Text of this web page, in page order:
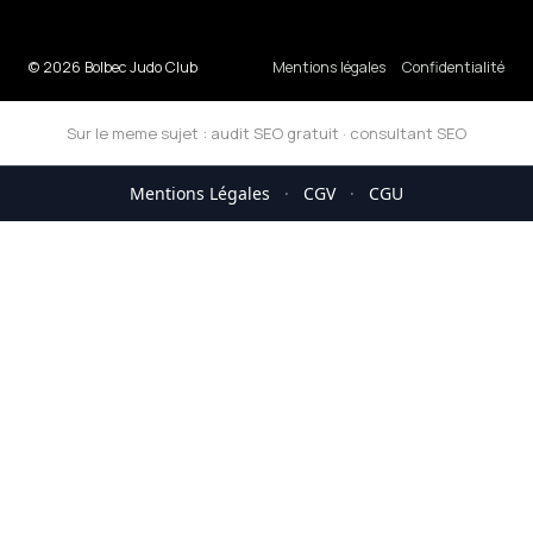
© 2026 Bolbec Judo Club Mentions légales Confidentialité
Sur le meme sujet : audit SEO gratuit · consultant SEO
Mentions Légales · CGV · CGU